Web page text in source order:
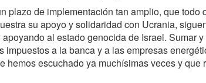
plazo de implementación tan amplio, que todo
su apoyo y solidaridad con Ucrania,
al estado genocida de Israel. Sumar y
a la banca y a las empresas
escuchado ya muchísimas veces y que